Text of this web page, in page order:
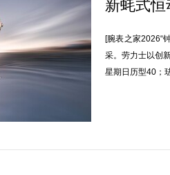
新蚝式
[腕表之家2026“
采。劳力士以创
星期日历型40；